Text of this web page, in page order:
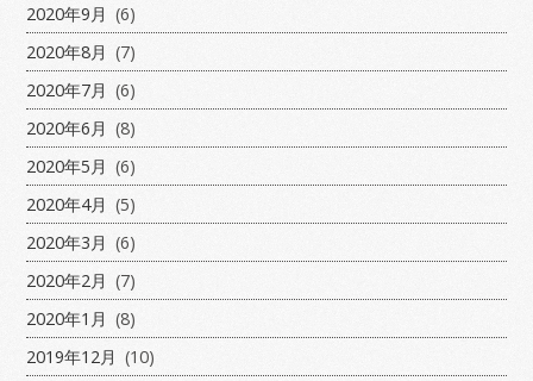
2020年9月 (6)
2020年8月 (7)
2020年7月 (6)
2020年6月 (8)
2020年5月 (6)
2020年4月 (5)
2020年3月 (6)
2020年2月 (7)
2020年1月 (8)
2019年12月 (10)